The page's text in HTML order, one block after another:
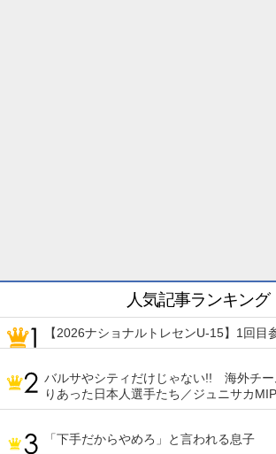
人気記事ランキング
【2026ナショナルトレセンU-15】1回目
バルサやシティだけじゃない!! 海外チー
りあった日本人選手たち／ジュニサカMIP
「下手だからやめろ」と言われる息子